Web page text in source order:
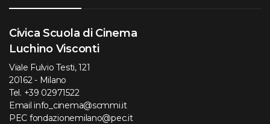
Civica Scuola di Cinema
Luchino Visconti
Viale Fulvio Testi, 121
20162 - Milano
Tel. +39 02971522
Email info_cinema@scmmi.it
PEC fondazionemilano@pec.it